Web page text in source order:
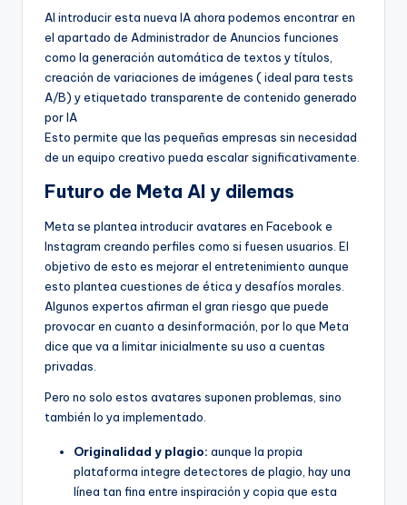
Al introducir esta nueva IA ahora podemos encontrar en
el apartado de Administrador de Anuncios funciones
como la generación automática de textos y títulos,
creación de variaciones de imágenes ( ideal para tests
A/B) y etiquetado transparente de contenido generado
por IA
Esto permite que las pequeñas empresas sin necesidad
de un equipo creativo pueda escalar significativamente.
Futuro de Meta AI y dilemas
Meta se plantea introducir avatares en Facebook e
Instagram creando perfiles como si fuesen usuarios. El
objetivo de esto es mejorar el entretenimiento aunque
esto plantea cuestiones de ética y desafíos morales.
Algunos expertos afirman el gran riesgo que puede
provocar en cuanto a desinformación, por lo que Meta
dice que va a limitar inicialmente su uso a cuentas
privadas.
Pero no solo estos avatares suponen problemas, sino
también lo ya implementado.
Originalidad y plagio: aunque la propia
plataforma integre detectores de plagio, hay una
línea tan fina entre inspiración y copia que esta